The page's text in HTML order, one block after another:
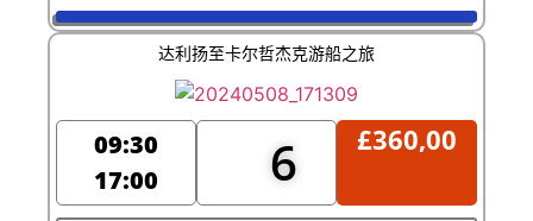
达利扬至卡尔哲杰克游船之旅
09:30
17:00
6 £360,00